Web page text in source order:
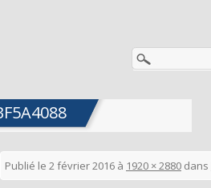
Publié le 2 février 2016 à 1920 × 2880 dans